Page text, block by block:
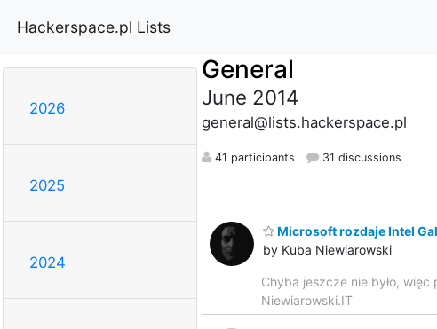
Hackerspace.pl Lists
2026
2025
2024
General
June 2014
general@lists.hackerspace.pl
41 participants 31 discussions
Microsoft rozdaje Intel
by Kuba Niewiarowski
Chyba jeszcze nie było,
Niewiarowski.IT